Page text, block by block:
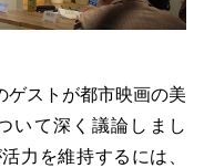
ゲストが都市映画の美
いて深く議論しまし
力を維持するには、